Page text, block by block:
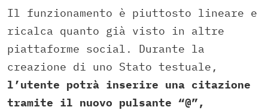
Il funzionamento è piuttosto lineare e
ricalca quanto già visto in altre
piattaforme social. Durante la
creazione di uno Stato testuale,
l’utente potrà inserire una citazione
tramite il nuovo pulsante “@”,